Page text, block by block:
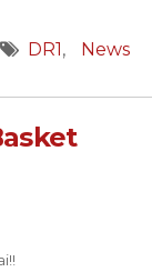
di
la lista degli
DR1 News